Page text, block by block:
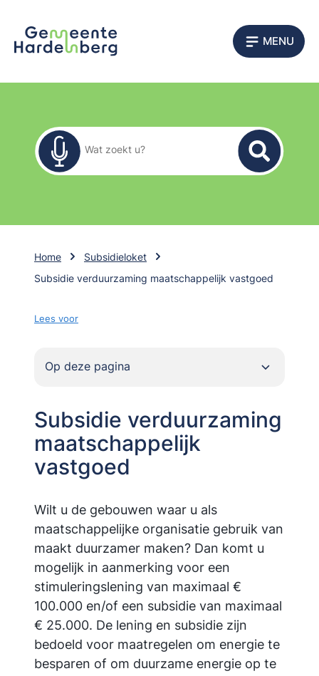
MENU
Zoekformulier
Wat zoekt u?
Home
Subsidieloket
Subsidie verduurzaming maatschappelijk vastgoed
Lees voor
Op deze pagina
Subsidie verduurzaming
maatschappelijk
vastgoed
Wilt u de gebouwen waar u als
maatschappelijke organisatie gebruik van
maakt duurzamer maken? Dan komt u
mogelijk in aanmerking voor een
stimuleringslening van maximaal €
100.000 en/of een subsidie van maximaal
€ 25.000. De lening en subsidie zijn
bedoeld voor maatregelen om energie te
besparen of om duurzame energie op te